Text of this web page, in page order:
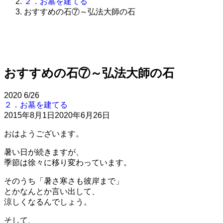
おすすめの石⑦～弘法大師の石
おすすめの石⑦～弘法大師の石
2020 6/26
２．お墓を建てる
2015年8月1日 2020年6月26日
おはようございます。
暑い日が続きますが、
季節は徐々に移り変わっています。
そのうち「暑さ寒さも彼岸まで」
とかなんとか言い出して、
涼しくなるんでしょう。
そして、